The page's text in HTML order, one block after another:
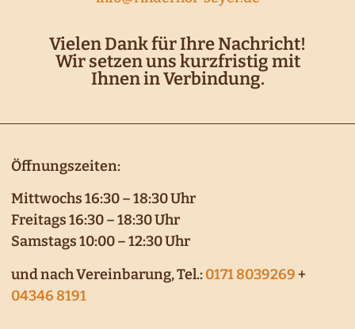
Vielen Dank für Ihre Nachricht!
Wir setzen uns kurzfristig mit
Ihnen in Verbindung.
Öffnungszeiten:
Mittwochs 16:30 – 18:30 Uhr
Freitags 16:30 – 18:30 Uhr
Samstags 10:00 – 12:30 Uhr
und nach Vereinbarung,­ Tel.:0171 8039269‬ +
04346 8191